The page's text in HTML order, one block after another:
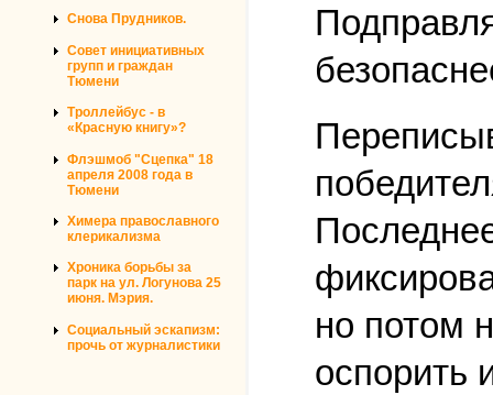
Снова Прудников.
Совет инициативных
групп и граждан
Тюмени
Троллейбус - в
«Красную книгу»?
Флэшмоб "Сцепка" 18
апреля 2008 года в
Тюмени
Химера православного
клерикализма
Хроника борьбы за
парк на ул. Логунова 25
июня. Мэрия.
Социальный эскапизм:
прочь от журналистики
но потом
оспорить